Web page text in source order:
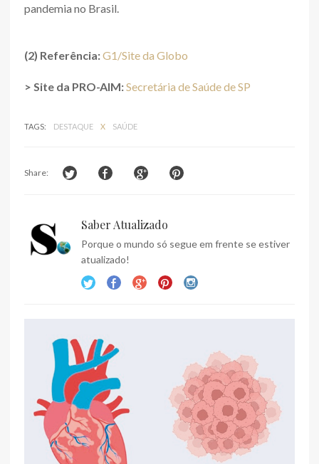
pandemia no Brasil.
(2) Referência:G1/Site da Globo
> Site da PRO-AIM:Secretária de Saúde de SP
TAGS: DESTAQUE X SAÚDE
Share:
Saber Atualizado
Porque o mundo só segue em frente se estiver
atualizado!